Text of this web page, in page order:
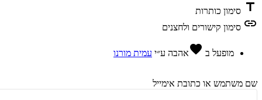
סימון כותרות
סימון קישורים ולחצנים
מופעל בfavorite אהבהע״י עמית מורנו
או כתובת אימייל